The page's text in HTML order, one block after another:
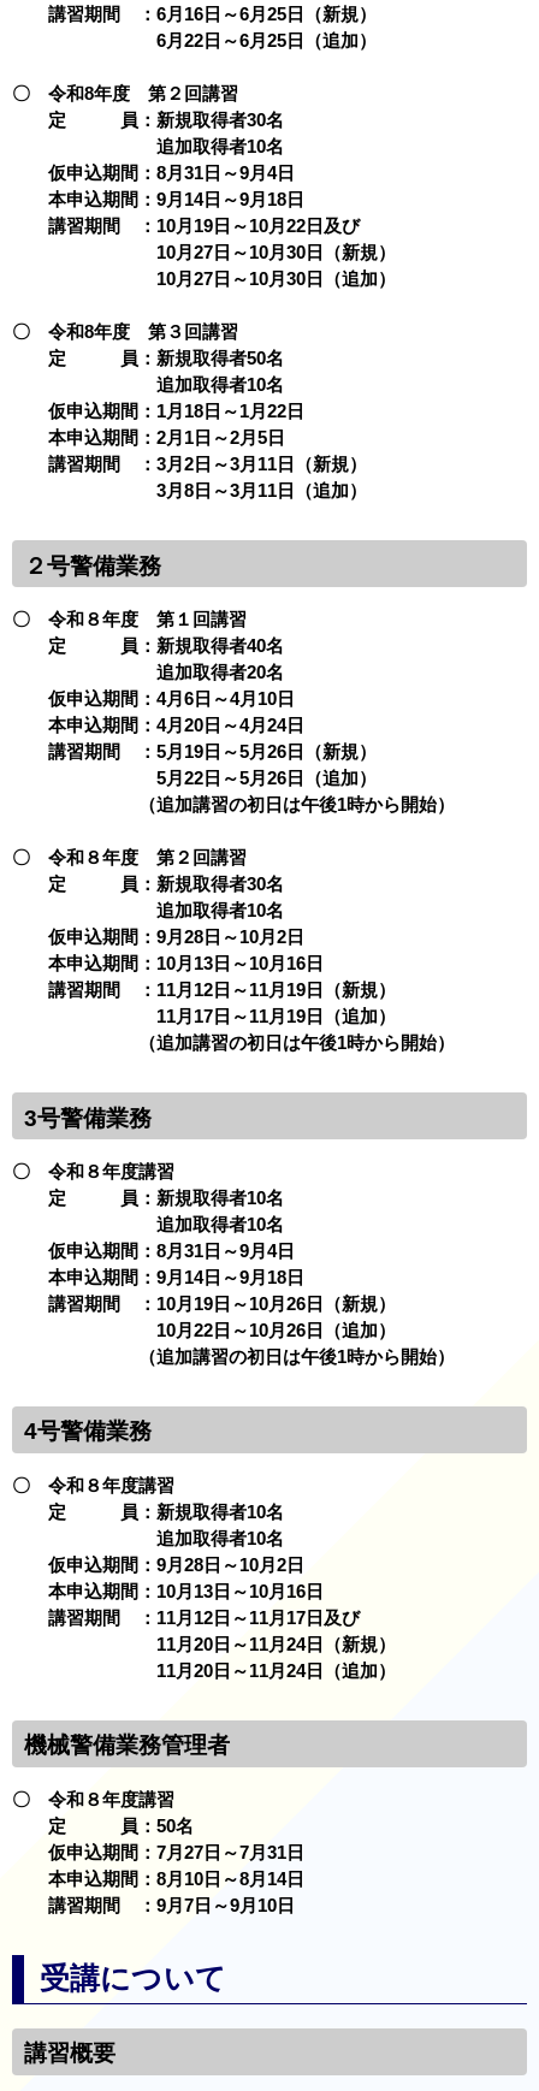
講習期間 ：6月16日～6月25日（新規）
6月22日～6月25日（追加）
〇 令和8年度 第２回講習
定 員：新規取得者30名
追加取得者10名
仮申込期間：8月31日～9月4日
本申込期間：9月14日～9月18日
講習期間 ：10月19日～10月22日及び
10月27日～10月30日（新規）
10月27日～10月30日（追加）
〇 令和8年度 第３回講習
定 員：新規取得者50名
追加取得者10名
仮申込期間：1月18日～1月22日
本申込期間：2月1日～2月5日
講習期間 ：3月2日～3月11日（新規）
3月8日～3月11日（追加）
２号警備業務
〇 令和８年度 第１回講習
定 員：新規取得者40名
追加取得者20名
仮申込期間：4月6日～4月10日
本申込期間：4月20日～4月24日
講習期間 ：5月19日～5月26日（新規）
5月22日～5月26日（追加）
（追加講習の初日は午後1時から開始）
〇 令和８年度 第２回講習
定 員：新規取得者30名
追加取得者10名
仮申込期間：9月28日～10月2日
本申込期間：10月13日～10月16日
講習期間 ：11月12日～11月19日（新規）
11月17日～11月19日（追加）
（追加講習の初日は午後1時から開始）
3号警備業務
〇 令和８年度講習
定 員：新規取得者10名
追加取得者10名
仮申込期間：8月31日～9月4日
本申込期間：9月14日～9月18日
講習期間 ：10月19日～10月26日（新規）
10月22日～10月26日（追加）
（追加講習の初日は午後1時から開始）
4号警備業務
〇 令和８年度講習
定 員：新規取得者10名
追加取得者10名
仮申込期間：9月28日～10月2日
本申込期間：10月13日～10月16日
講習期間 ：11月12日～11月17日及び
11月20日～11月24日（新規）
11月20日～11月24日（追加）
機械警備業務管理者
〇 令和８年度講習
定 員：50名
仮申込期間：7月27日～7月31日
本申込期間：8月10日～8月14日
講習期間 ：9月7日～9月10日
受講について
講習概要